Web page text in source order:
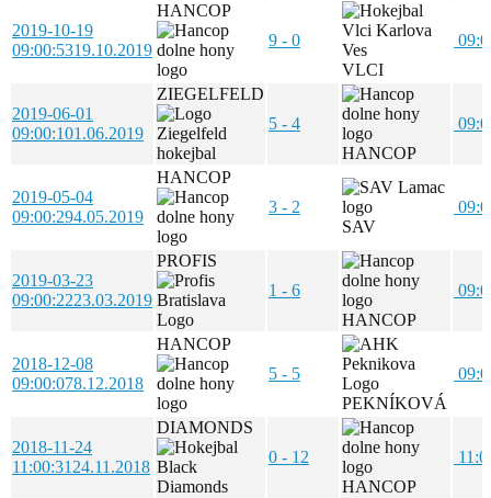
2019-10-19
09:00:5319.10.2019
HANCOP
9 - 0
VLCI
2019-06-01
09:00:101.06.2019
ZIEGELFELD
5 - 4
HANCOP
2019-05-04
09:00:294.05.2019
HANCOP
3 - 2
SAV
2019-03-23
09:00:2223.03.2019
PROFIS
1 - 6
HANCOP
2018-12-08
09:00:078.12.2018
HANCOP
5 - 5
PEKNÍKOVÁ
2018-11-24
11:00:31 24.11.2018
DIAMONDS
0 - 12
HANCOP